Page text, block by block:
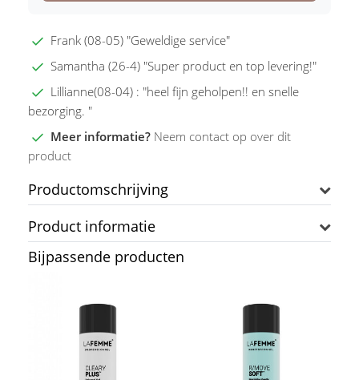
Frank (08-05) "Geweldige service"
Samantha (26-4) "Super product en top levering!"
Lillianne(08-04) : "heel fijn geholpen!! en snelle
bezorging. "
Meer informatie? Neem contact op over dit
product
Productomschrijving
Product informatie
Bijpassende producten